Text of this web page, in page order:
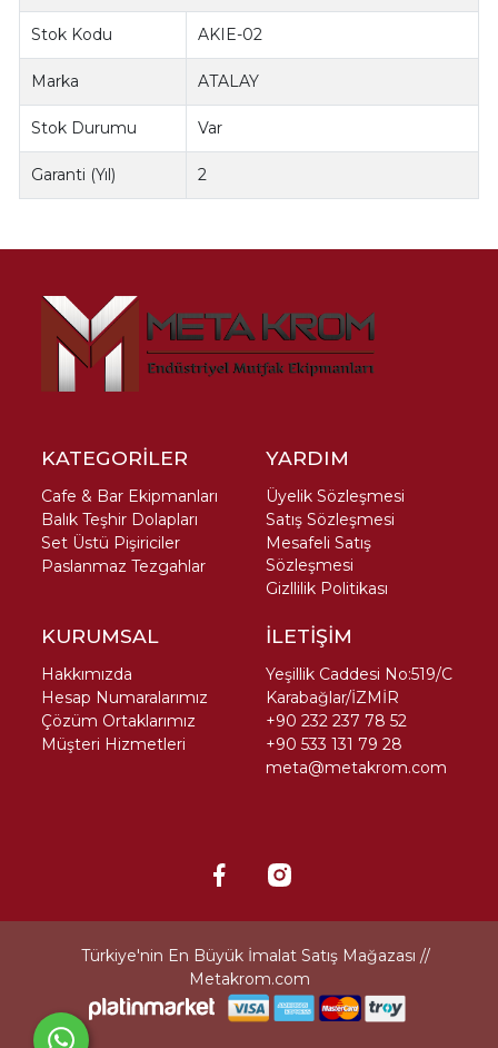
Stok Kodu AKIE-02
Marka ATALAY
Stok Durumu Var
Garanti (Yıl) 2
KATEGORİLER
Cafe & Bar Ekipmanları
Balık Teşhir Dolapları
Set Üstü Pişiriciler
Paslanmaz Tezgahlar
YARDIM
Üyelik Sözleşmesi
Satış Sözleşmesi
Mesafeli Satış
Sözleşmesi
Gizllilik Politikası
KURUMSAL
Hakkımızda
Hesap Numaralarımız
Çözüm Ortaklarımız
Müşteri Hizmetleri
İLETİŞİM
Yeşillik Caddesi No:519/C
Karabağlar/İZMİR
+90 232 237 78 52
+90 533 131 79 28
meta@metakrom.com
Türkiye'nin En Büyük İmalat Satış Mağazası //
Metakrom.com